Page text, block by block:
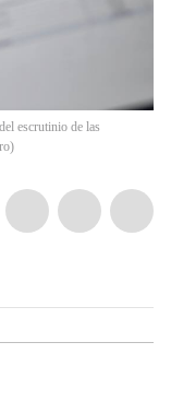
escrutinio de las